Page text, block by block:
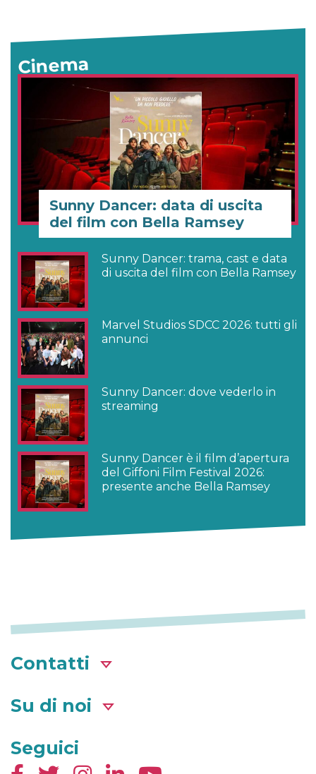
Cinema
Sunny Dancer: data di uscita
del film con Bella Ramsey
Sunny Dancer: trama, cast e data
di uscita del film con Bella Ramsey
Marvel Studios SDCC 2026: tutti gli
annunci
Sunny Dancer: dove vederlo in
streaming
Sunny Dancer è il film d’apertura
del Giffoni Film Festival 2026:
presente anche Bella Ramsey
Contatti
Su di noi
Seguici